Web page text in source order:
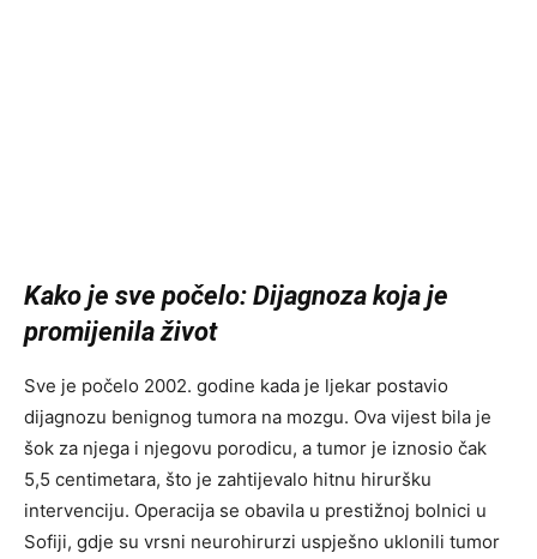
Kako je sve počelo: Dijagnoza koja je
promijenila život
Sve je počelo 2002. godine kada je ljekar postavio
dijagnozu benignog tumora na mozgu. Ova vijest bila je
šok za njega i njegovu porodicu, a tumor je iznosio čak
5,5 centimetara, što je zahtijevalo hitnu hiruršku
intervenciju. Operacija se obavila u prestižnoj bolnici u
Sofiji, gdje su vrsni neurohirurzi uspješno uklonili tumor